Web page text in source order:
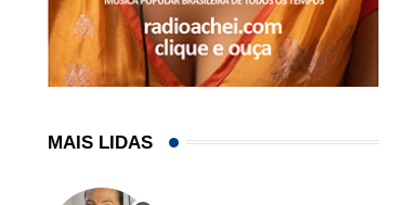
MAIS LIDAS